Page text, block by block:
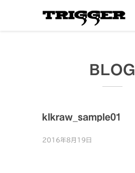
BLOG
klkraw_sample01
2016年8月19日